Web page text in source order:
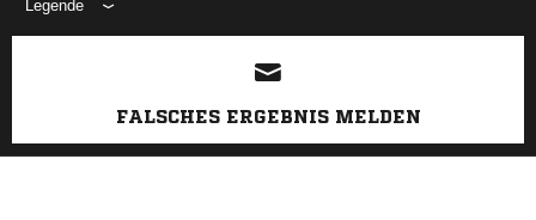
Legende
ANZEIGE
FALSCHES ERGEBNIS MELDEN